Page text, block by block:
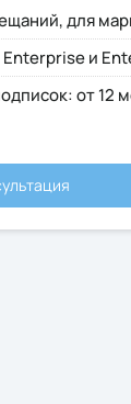
для
и
от 12